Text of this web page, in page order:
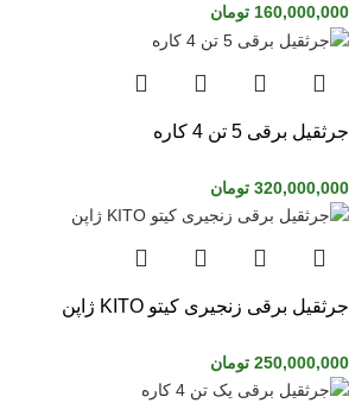
160,000,000 تومان
جرثقیل برقی 5 تن 4 کاره
320,000,000 تومان
جرثقیل برقی زنجیری کیتو KITO ژاپن
250,000,000 تومان